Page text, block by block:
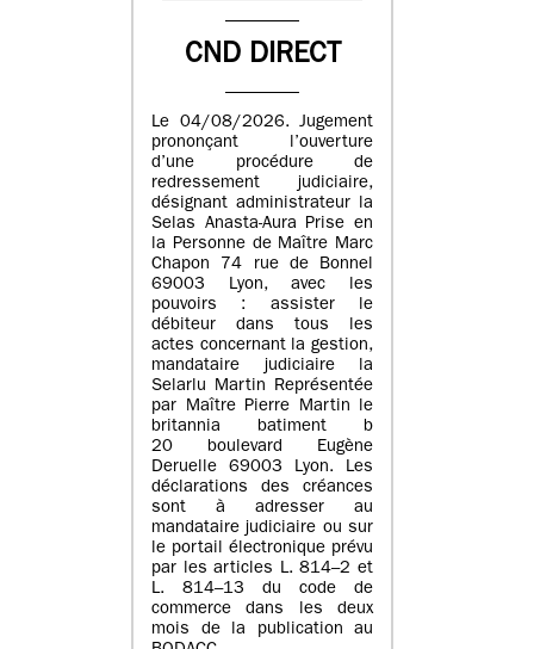
CND DIRECT
Le 04/08/2026. Jugement
prononçant l’ouverture
d’une procédure de
redressement judiciaire,
désignant administrateur la
Selas Anasta-Aura Prise en
la Personne de Maître Marc
Chapon 74 rue de Bonnel
69003 Lyon, avec les
pouvoirs : assister le
débiteur dans tous les
actes concernant la gestion,
mandataire judiciaire la
Selarlu Martin Représentée
par Maître Pierre Martin le
britannia batiment b
20 boulevard Eugène
Deruelle 69003 Lyon. Les
déclarations des créances
sont à adresser au
mandataire judiciaire ou sur
le portail électronique prévu
par les articles L. 814–2 et
L. 814–13 du code de
commerce dans les deux
mois de la publication au